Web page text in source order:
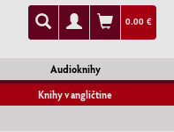
0.00 €
Audioknihy
Knihy v angličtine